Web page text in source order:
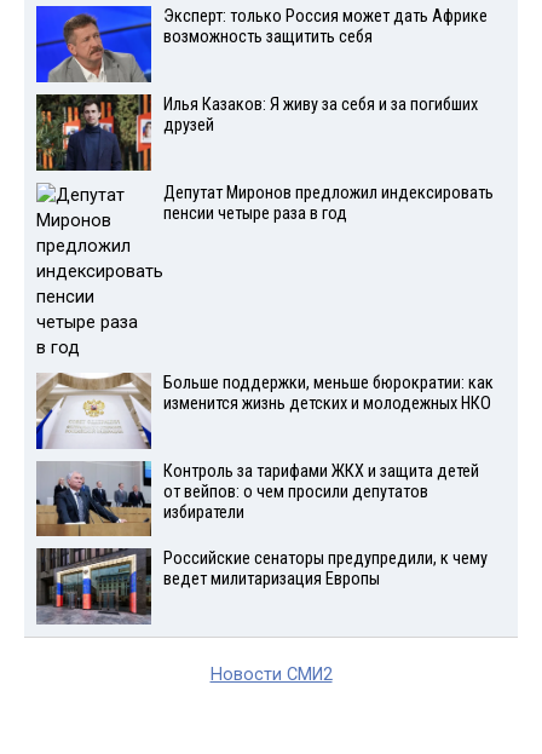
Эксперт: только Россия может дать Африке
возможность защитить себя
Илья Казаков: Я живу за себя и за погибших
друзей
Депутат Миронов предложил индексировать
пенсии четыре раза в год
Больше поддержки, меньше бюрократии: как
изменится жизнь детских и молодежных НКО
Контроль за тарифами ЖКХ и защита детей
от вейпов: о чем просили депутатов
избиратели
Российские сенаторы предупредили, к чему
ведет милитаризация Европы
Новости СМИ2